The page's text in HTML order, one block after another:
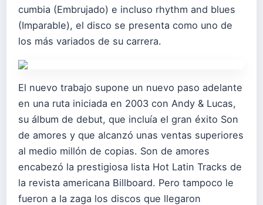
cumbia (Embrujado) e incluso rhythm and blues
(Imparable), el disco se presenta como uno de
los más variados de su carrera.
El nuevo trabajo supone un nuevo paso adelante
en una ruta iniciada en 2003 con Andy & Lucas,
su álbum de debut, que incluía el gran éxito Son
de amores y que alcanzó unas ventas superiores
al medio millón de copias. Son de amores
encabezó la prestigiosa lista Hot Latin Tracks de
la revista americana Billboard. Pero tampoco le
fueron a la zaga los discos que llegaron